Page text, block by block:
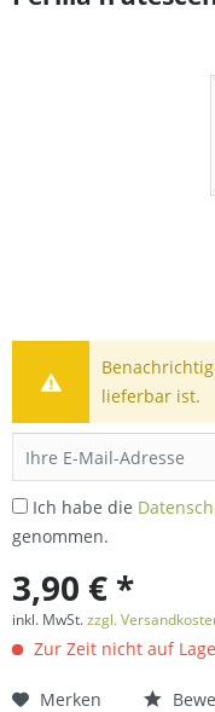
lieferbar ist.
Ich habe die
genommen.
3,90 € *
inkl. MwSt.zzgl.
Zur Zeit nicht auf
Merken